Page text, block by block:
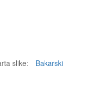
slike:
Bakarski